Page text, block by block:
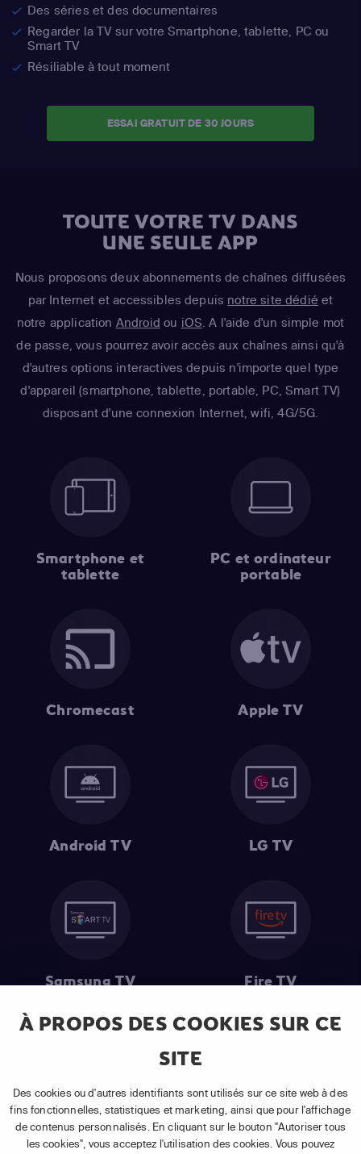
À PROPOS DES COOKIES SUR CE
SITE
Des cookies ou d'autres identifiants sont utilisés sur ce site web à des
fins fonctionnelles, statistiques et marketing, ainsi que pour l'affichage
de contenus personnalisés. En cliquant sur le bouton "Autoriser tous
les cookies", vous acceptez l'utilisation des cookies. Vous pouvez
Des séries et des documentaires
Regarder la TV sur votre Smartphone, tablette, PC ou
Smart TV
Résiliable à tout moment
ESSAI GRATUIT DE 30 JOURS
TOUTE VOTRE TV DANS
UNE SEULE APP
Nous proposons deux abonnements de chaînes diffusées
par Internet et accessibles depuis notre site dédié et
notre application Android ou iOS. A l'aide d'un simple mot
de passe, vous pourrez avoir accès aux chaînes ainsi qu'à
d'autres options interactives depuis n'importe quel type
d'appareil (smartphone, tablette, portable, PC, Smart TV)
disposant d'une connexion Internet, wifi, 4G/5G.
Smartphone et
tablette
PC et ordinateur
portable
Chromecast Apple TV
Android TV LG TV
Samsung TV Fire TV
souscription à un abonnement APP TV Basic.
(2) Prix de l'abonnement : TVA comprise, hors promotion, hors frais
uniques d'activation, hors frais de matériel et hors frais d'installation.
(3) Restart & Replay:Voir toutes les chaînes disposant de cette